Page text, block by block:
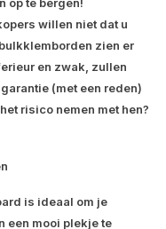
op te bergen!
willen niet dat u
zien er
en zwak, zullen
(met een reden)
risico nemen met hen?
is ideaal om je
een mooi plekje te